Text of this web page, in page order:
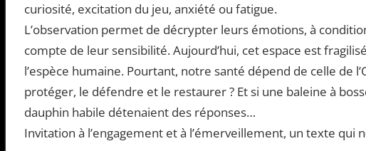
curiosité, excitation du jeu, anxiété ou fatigue.
L’observation permet de décrypter leurs émotions, à
compte de leur sensibilité. Aujourd’hui, cet espace est
l’espèce humaine. Pourtant, notre santé dépend de celle de
protéger, le défendre et le restaurer ? Et si une baleine à
dauphin habile détenaient des réponses…
Invitation à l’engagement et à l’émerveillement, un texte qui